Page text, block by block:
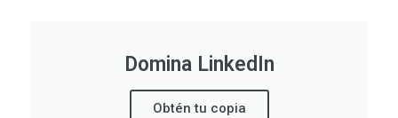
Domina LinkedIn
Obtén tu copia